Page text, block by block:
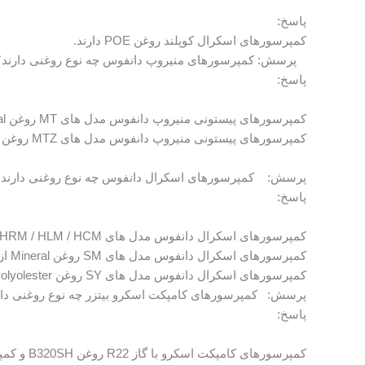
پاسخ:
کمپرسورهای اسکرال کوپلند روغن POE دارند.
پرسش: کمپرسورهای منیروپ دانفوس چه نوع روغنی
پاسخ:
کمپرسورهای پیستونی منیروپ دانفوس مدل های MT روغن Mineral از نوع 160P دارند.
کمپرسورهای پیستونی منیروپ دانفوس مدل های MTZ روغن Polyolester از نوع 160PZ دارند.
پرسش: کمپرسورهای اسکرال دانفوس چه نوع روغنی
پاسخ:
کمپرسورهای اسکرال دانفوس مدل های HRM / HLM / HCM روغن Alkylbenzene دارند.
کمپرسورهای اسکرال دانفوس مدل های SM روغن Mineral از نوع 160Pدارند.
کمپرسورهای اسکرال دانفوس مدل های SY روغن Polyolester از نوع 320SZ دارند.
پرسش: کمپرسورهای کامپکت اسکرو بیتزر چه نوع روغنی
پاسخ:
کمپرسورهای کامپکت اسکرو با گاز R22 روغن B320SH و کمپرسورهای کامپکت اسکرو با گازهای R134a/R407C/R404A/R507A/R407A/R407F روغن BSE170 دارند.